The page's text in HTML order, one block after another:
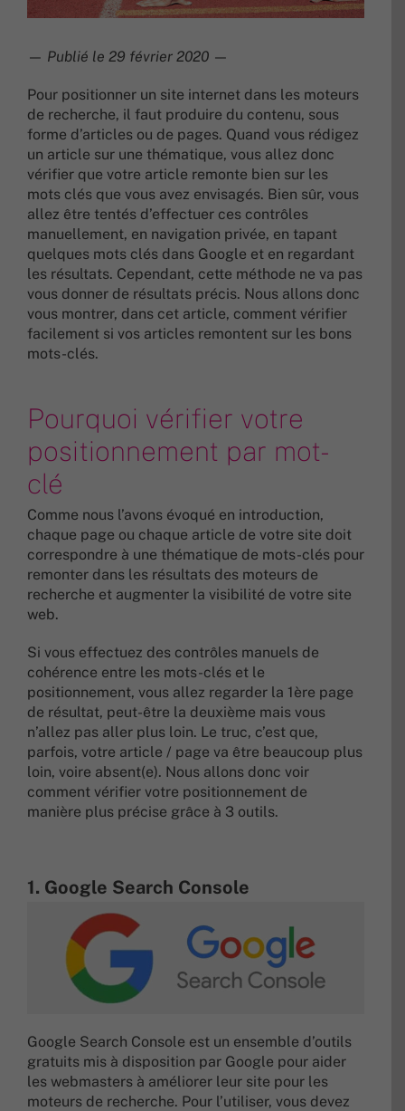
— Publié le 29 février 2020 —
Pour positionner un site internet dans les moteurs
de recherche, il faut produire du contenu, sous
forme d’articles ou de pages. Quand vous rédigez
un article sur une thématique, vous allez donc
vérifier que votre article remonte bien sur les
mots clés que vous avez envisagés. Bien sûr, vous
allez être tentés d’effectuer ces contrôles
manuellement, en navigation privée, en tapant
quelques mots clés dans Google et en regardant
les résultats. Cependant, cette méthode ne va pas
vous donner de résultats précis. Nous allons donc
vous montrer, dans cet article, comment vérifier
facilement si vos articles remontent sur les bons
mots-clés.
Pourquoi vérifier votre
positionnement par mot-
clé
Comme nous l’avons évoqué en introduction,
chaque page ou chaque article de votre site doit
correspondre à une thématique de mots-clés pour
remonter dans les résultats des moteurs de
recherche et augmenter la visibilité de votre site
web.
Si vous effectuez des contrôles manuels de
cohérence entre les mots-clés et le
positionnement, vous allez regarder la 1ère page
de résultat, peut-être la deuxième mais vous
n’allez pas aller plus loin. Le truc, c’est que,
parfois, votre article / page va être beaucoup plus
loin, voire absent(e). Nous allons donc voir
comment vérifier votre positionnement de
manière plus précise grâce à 3 outils.
1. Google Search Console
Google Search Console est un ensemble d’outils
gratuits mis à disposition par Google pour aider
les webmasters à améliorer leur site pour les
moteurs de recherche. Pour l’utiliser, vous devez